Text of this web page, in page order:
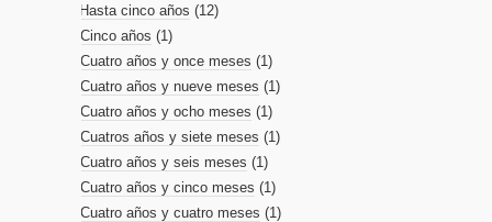
Hasta cinco años (12)
Cinco años (1)
Cuatro años y once meses (1)
Cuatro años y nueve meses (1)
Cuatro años y ocho meses (1)
Cuatros años y siete meses (1)
Cuatro años y seis meses (1)
Cuatro años y cinco meses (1)
Cuatro años y cuatro meses (1)